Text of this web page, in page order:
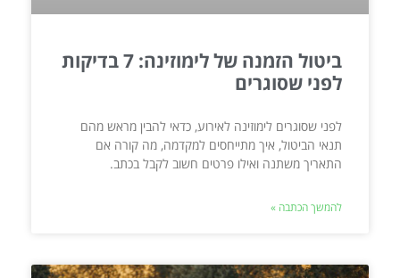
ביטול הזמנה של לימוזינה: 7 בדיקות
לפני שסוגרים
לפני שסוגרים לימוזינה לאירוע, כדאי להבין מראש מהם
תנאי הביטול, איך מתייחסים למקדמה, מה קורה אם
התאריך משתנה ואילו פרטים חשוב לקבל בכתב.
להמשך הכתבה »